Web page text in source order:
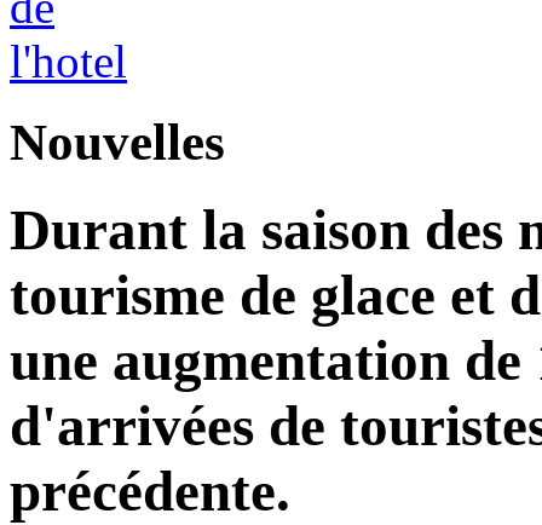
Nouvelles
Durant la saison des
tourisme de glace et
une augmentation
d'arrivées de
précédente.